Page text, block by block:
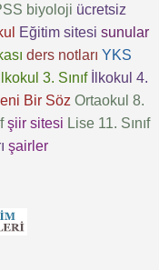
biyoloji ücretsiz
Eğitim sitesi sunular
ders notları YKS
İlkokul 3. Sınıf
İlkokul 4.
Bir Söz Ortaokul 8.
şiir sitesi Lise 11. Sınıf
şairler